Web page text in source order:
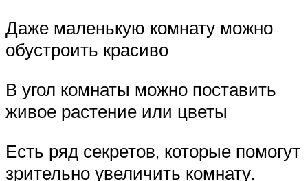
Даже маленькую комнату можно
обустроить красиво
В угол комнаты можно поставить
живое растение или цветы
Есть ряд секретов, которые помогут
зрительно увеличить комнату.